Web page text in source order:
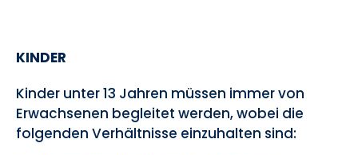
KINDER
Kinder unter 13 Jahren müssen immer von
Erwachsenen begleitet werden, wobei die
folgenden Verhältnisse einzuhalten sind: